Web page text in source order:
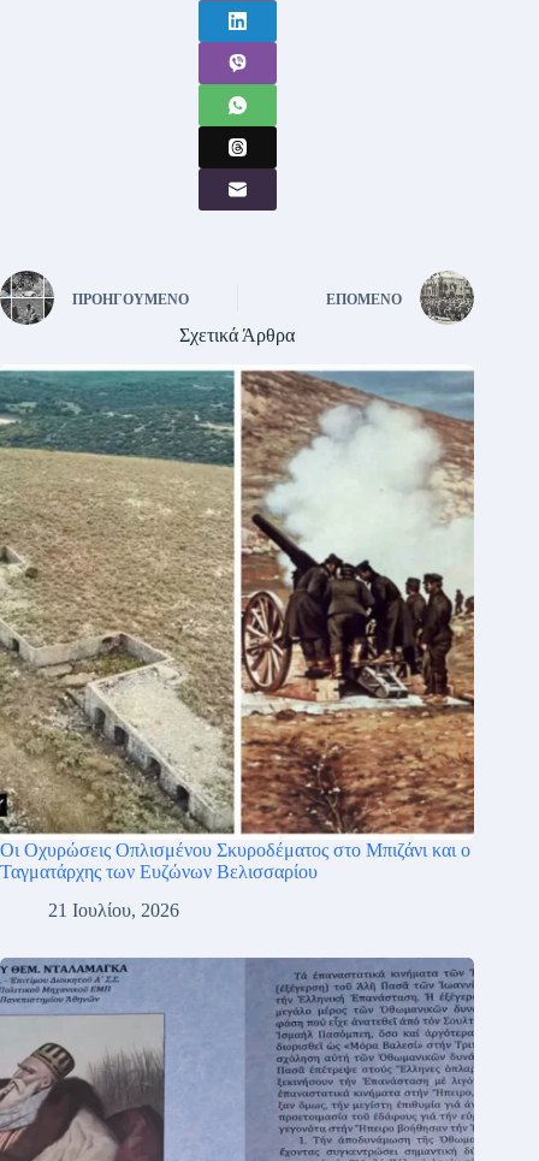
ΠΡΟΗΓΟΎΜΕΝΟ ΕΠΌΜΕΝΟ
Σχετικά Άρθρα
Οι Οχυρώσεις Οπλισμένου Σκυροδέματος στο Μπιζάνι και ο
Ταγματάρχης των Ευζώνων Βελισσαρίου
21 Ιουλίου, 2026